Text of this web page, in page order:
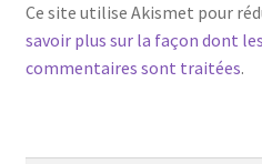
Ce site utilise Akismet pour
savoir plus sur la façon dont
commentaires sont traitées.